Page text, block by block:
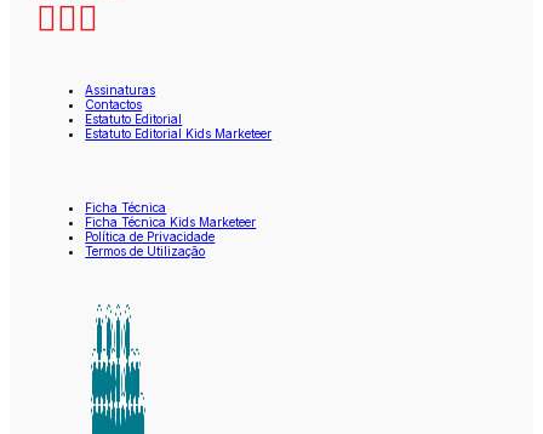
Assinaturas
Contactos
Estatuto Editorial
Estatuto Editorial Kids Marketeer
Ficha Técnica
Ficha Técnica Kids Marketeer
Política de Privacidade
Termos de Utilização